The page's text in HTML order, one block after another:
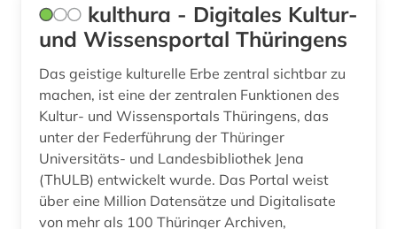
polen (4)
portal (1)
quelle (2)
regensburg (1)
regionalgeschichte (1)
rheinland (1)
kulthura - Digitales Kultur-
und Wissensportal Thüringens
Das geistige kulturelle Erbe zentral sichtbar zu
machen, ist eine der zentralen Funktionen des
Kultur- und Wissensportals Thüringens, das
unter der Federführung der Thüringer
Universitäts- und Landesbibliothek Jena
(ThULB) entwickelt wurde. Das Portal weist
über eine Million Datensätze und Digitalisate
von mehr als 100 Thüringer Archiven,